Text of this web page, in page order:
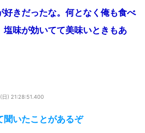
好きだったな。何となく俺も食べ
塩味が効いてて美味いときもあ
日) 21:28:51.400
聞いたことがあるぞ